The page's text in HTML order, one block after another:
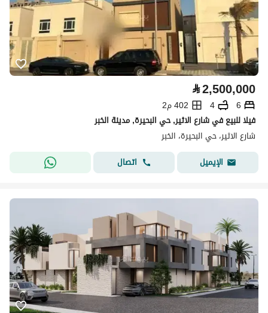
⃁2,500,000
6
4
402 م2
فيلا للبيع في شارع الاثير, حي البحيرة, مدينة الخبر
شارع الاثير، حي البحيرة، الخبر
الإيميل
اتصال